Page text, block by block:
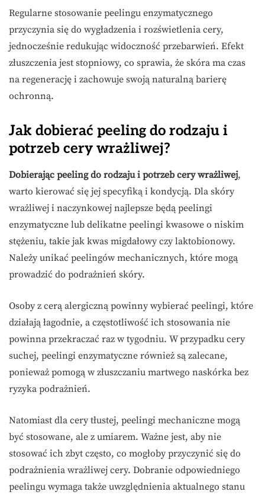
Regularne stosowanie peelingu enzymatycznego
przyczynia się do wygładzenia i rozświetlenia cery,
jednocześnie redukując widoczność przebarwień. Efekt
złuszczenia jest stopniowy, co sprawia, że skóra ma czas
na regenerację i zachowuje swoją naturalną barierę
ochronną.
Jak dobierać peeling do rodzaju i
potrzeb cery wrażliwej?
Dobierając peeling do rodzaju i potrzeb cery wrażliwej,
warto kierować się jej specyfiką i kondycją. Dla skóry
wrażliwej i naczynkowej najlepsze będą peelingi
enzymatyczne lub delikatne peelingi kwasowe o niskim
stężeniu, takie jak kwas migdałowy czy laktobionowy.
Należy unikać peelingów mechanicznych, które mogą
prowadzić do podrażnień skóry.
Osoby z cerą alergiczną powinny wybierać peelingi, które
działają łagodnie, a częstotliwość ich stosowania nie
powinna przekraczać raz w tygodniu. W przypadku cery
suchej, peelingi enzymatyczne również są zalecane,
ponieważ pomogą w złuszczaniu martwego naskórka bez
ryzyka podrażnień.
Natomiast dla cery tłustej, peelingi mechaniczne mogą
być stosowane, ale z umiarem. Ważne jest, aby nie
stosować ich zbyt często, co mogłoby przyczynić się do
podrażnienia wrażliwej cery. Dobranie odpowiedniego
peelingu wymaga także uwzględnienia aktualnego stanu